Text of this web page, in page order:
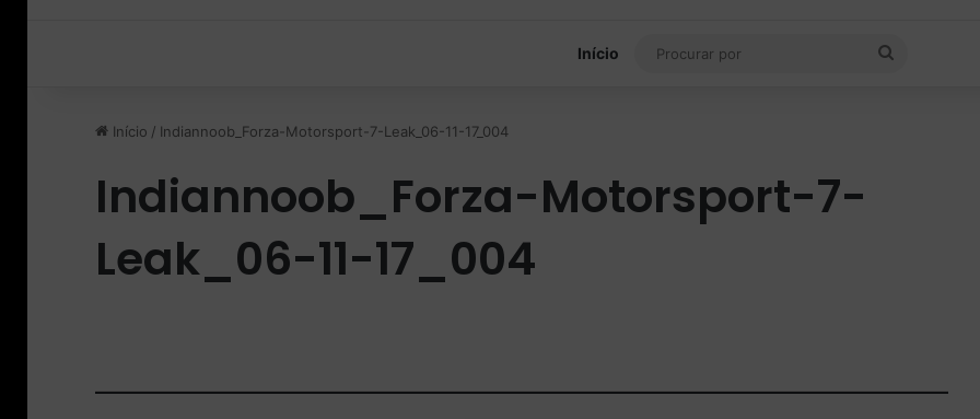
Início
Início / Indiannoob_Forza-Motorsport-7-Leak_06-11-17_004
Indiannoob_Forza-Motorsport-7-
Leak_06-11-17_004